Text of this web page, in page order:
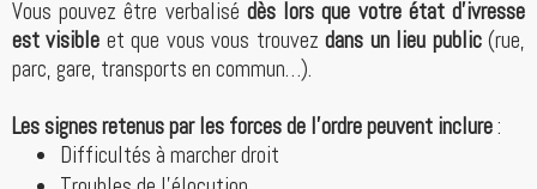
Vous pouvez être verbalisé dès lors que votre état d’ivresse
est visible et que vous vous trouvezdans un lieu public(rue,
parc, gare, transports en commun…).
Les signes retenus par les forces de l’ordre peuvent inclure:
Difficultés à marcher droit